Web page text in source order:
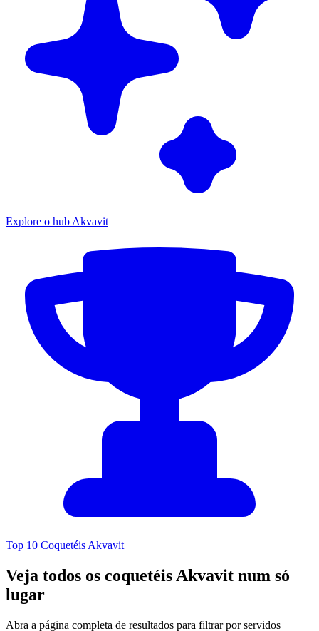
Explore o hub Akvavit
Top 10 Coquetéis Akvavit
Veja todos os coquetéis Akvavit num só
lugar
Abra a página completa de resultados para filtrar por servidos